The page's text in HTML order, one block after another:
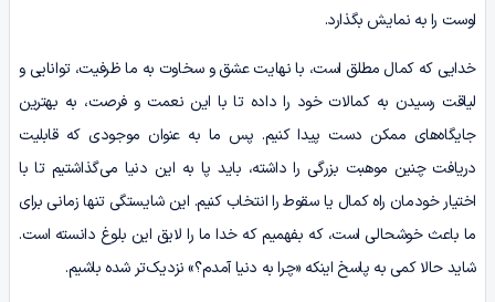
اوست را به نمایش بگذارد.
خدایی که کمال مطلق است، با نهایت عشق و سخاوت به ما ظرفیت، توانایی و
لیاقت رسیدن به کمالات خود را داده تا با این نعمت و فرصت، به بهترین
‌جایگاه‌های ممکن دست پیدا کنیم. پس ما به عنوان موجودی که قابلیت
دریافت چنین موهبت بزرگی را داشته، باید پا به این دنیا می‌گذاشتیم تا با
اختیار خودمان راه کمال یا سقوط را انتخاب کنیم. این شایستگی تنها زمانی برای
ما باعث خوشحالی است، که بفهمیم که خدا ما را لایق این بلوغ دانسته است.
شاید حالا کمی به پاسخ اینکه «چرا به دنیا آمد‌م؟» نزدیک‌تر شده باشیم.